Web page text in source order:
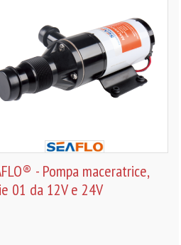
- Pompa maceratrice,
01 da 12V e 24V